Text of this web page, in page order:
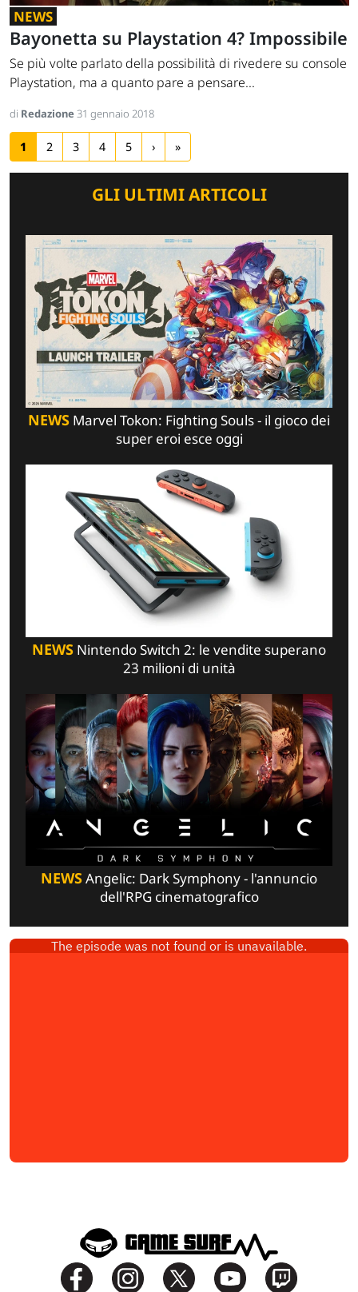
NEWS
Bayonetta su Playstation 4? Impossibile
Se più volte parlato della possibilità di rivedere su console
Playstation, ma a quanto pare a pensare...
di Redazione31 gennaio 2018
1 2 3 4 5 › »
GLI ULTIMI ARTICOLI
NEWS Marvel Tokon: Fighting Souls - il gioco dei
super eroi esce oggi
NEWS Nintendo Switch 2: le vendite superano
23 milioni di unità
NEWSAngelic: Dark Symphony - l'annuncio
dell'RPG cinematografico